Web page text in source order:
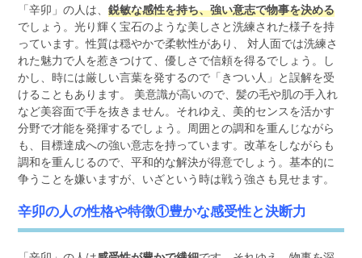
「辛卯」の人は、鋭敏な感性を持ち、強い意志で物事を決める
でしょう。光り輝く宝石のような美しさと洗練された様子を持
っています。性質は穏やかで柔軟性があり、 対人面では洗練さ
れた魅力で人を惹きつけて、優しさで信頼を得るでしょう。し
かし、時には厳しい言葉を発するので「きつい人」と誤解を受
けることもあります。 美意識が高いので、髪の毛や肌の手入れ
など美容面で手を抜きません。それゆえ、美的センスを活かす
分野で才能を発揮するでしょう。周囲との調和を重んじながら
も、目標達成への強い意志を持っています。改革をしながらも
調和を重んじるので、平和的な解決が得意でしょう。基本的に
争うことを嫌いますが、いざという時は戦う強さも見せます。
辛卯の人の性格や特徴①豊かな感受性と決断力